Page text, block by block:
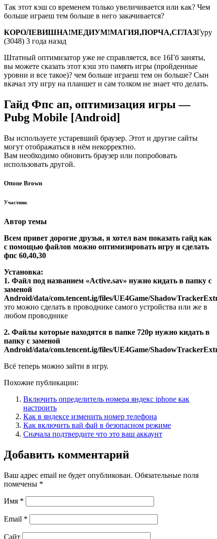
Так этот кэш со временем только увеличивается или как? Чем
больше играеш тем больше в него закачивается?
КОРОЛЕВИШНА!МЕДИУМ!МАГИЯ,ПОРЧА,СГЛАЗГуру
(3048) 3 года назад
Штатный оптимизатор уже не справляется, все 16Гб заняты,
вы можете сказать этот кэш это память игры (пройденные
уровни и все такое)? чем больше играеш тем он больше? Сын
вкачал эту игру на планшет и сам толком не знает что делать.
Гайд Фпс ап, оптимизация игры —
Pubg Mobile [Android]
Вы используете устаревший браузер. Этот и другие сайты
могут отображаться в нём некорректно.
Вам необходимо обновить браузер или попробовать
использовать другой.
Ottone Brown
Участник
Автор темы
Всем привет дорогие друзья, я хотел вам показать гайд как
с помощью файлов можно оптимизировать игру и сделать
фпс 60,40,30
Установка:
1. Файл под названием «Active.sav» нужно кидать в папку с
заменой
Android/data/com.tencent.ig/files/UE4Game/
это можно сделать в проводнике самого устройства или же в
любом проводнике
2. Файлы которые находятся в папке 720р нужно кидать в
папку с заменой
Android/data/com.tencent.ig/files/UE4Game/
Всё теперь можно зайти в игру.
Похожие публикации:
Включить определитель номера яндекс iphone как
настроить
Как в яндексе изменить номер телефона
Как включить вай фай в безопасном режиме
Сначала подтвердите что это ваш аккаунт
Добавить комментарий
Ваш адрес email не будет опубликован. Обязательные поля
помечены *
Имя *
Email *
Сайт